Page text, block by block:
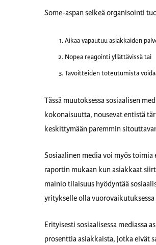
Some-aspan selkeä organisointi
Aikaa vapautuu asiakkaiden
Nopea reagointi yllättävissä
Tavoitteiden toteutumista
Tässä muutoksessa sosiaalisen
kokonaisuutta, nousevat entistä
keskittymään paremmin
Sosiaalinen media voi myös
raportin mukaan kun asiakkaat
mainio tilaisuus hyödyntää
yritykselle olla vuorovaikutuksessa
Erityisesti sosiaalisessa mediassa
prosenttia asiakkaista, jotka eivät